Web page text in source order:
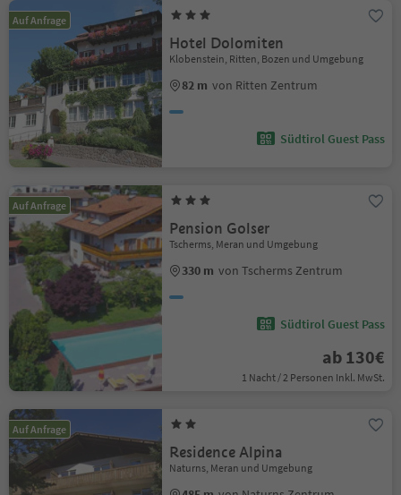
Auf Anfrage
Hotel Dolomiten
Klobenstein, Ritten, Bozen und Umgebung
82 m von Ritten Zentrum
Südtirol Guest Pass
Auf Anfrage
Pension Golser
Tscherms, Meran und Umgebung
330 m von Tscherms Zentrum
Südtirol Guest Pass
ab 130€
1 Nacht / 2 Personen Inkl. MwSt.
Auf Anfrage
Residence Alpina
Naturns, Meran und Umgebung